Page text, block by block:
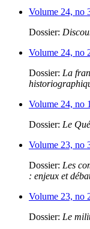
Volume 24, no
Dossier:
Volume 24, no
Dossier: La
Volume 24, no
Dossier: Le
Volume 23, no
Dossier: Les
: enjeux et
Volume 23, no
Dossier: Le